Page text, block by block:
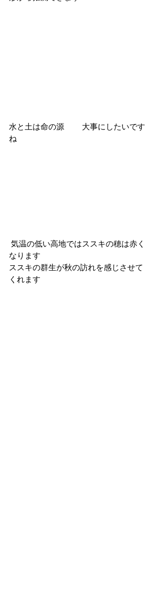
水と土は命の源　　 大事にしたいです
ね
なります
ススキの群生が秋の訪れを感じさせて
くれます